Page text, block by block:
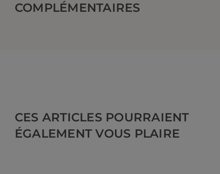
COMPLÉMENTAIRES
CES ARTICLES POURRAIENT
ÉGALEMENT VOUS PLAIRE